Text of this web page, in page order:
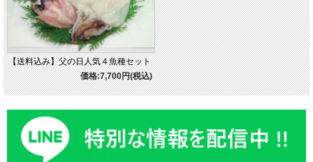
【送料込み】父の日人気４魚種セット
価格:7,700円(税込)